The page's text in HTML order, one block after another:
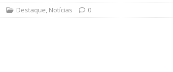
Destaque, Notícias 0